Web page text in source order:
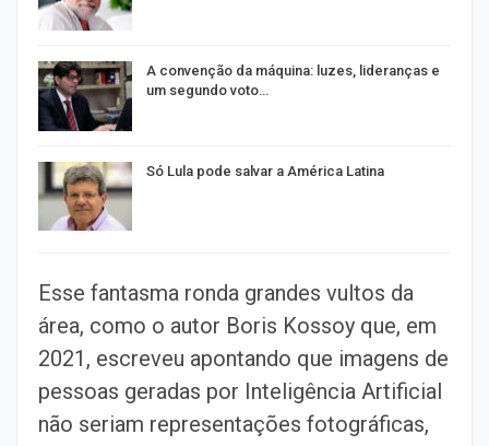
A convenção da máquina: luzes, lideranças e
um segundo voto…
Só Lula pode salvar a América Latina
Esse fantasma ronda grandes vultos da
área, como o autor Boris Kossoy que, em
2021, escreveu apontando que imagens de
pessoas geradas por Inteligência Artificial
não seriam representações fotográficas,